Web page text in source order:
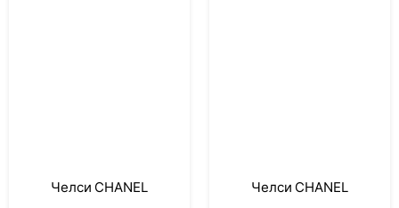
Челси CHANEL Челси CHANEL